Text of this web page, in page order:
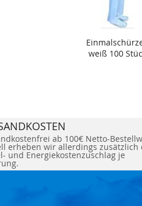
weiß 100
ab 100€ Netto-
erheben wir allerdings zusätzlich
und Energiekostenzuschlag je